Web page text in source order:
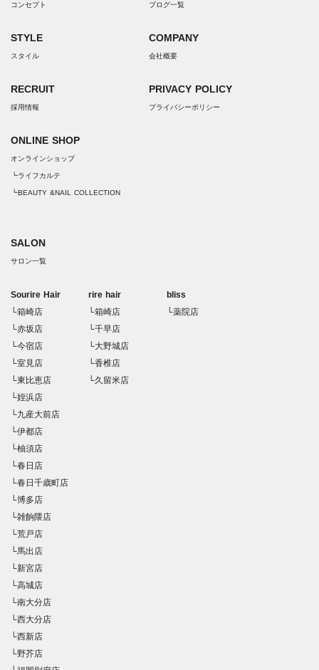
コンセプト
STYLE
スタイル
RECRUIT
採用情報
ONLINE SHOP
オンラインショップ
┗ライフカルテ
┗BEAUTY &NAIL COLLECTION
ブログ一覧
COMPANY
会社概要
PRIVACY POLICY
プライバシーポリシー
SALON
サロン一覧
Sourire Hair
└箱崎店
└赤坂店
└今宿店
└室見店
└東比恵店
└姪浜店
└九産大前店
└伊都店
└柚須店
└春日店
└春日千歳町店
└博多店
└雑餉隈店
└荒戸店
└馬出店
└新宮店
└高城店
└南大分店
└西大分店
└西新店
└野芥店
rire hair
└箱崎店
└千早店
└大野城店
└香椎店
└久留米店
bliss
└薬院店